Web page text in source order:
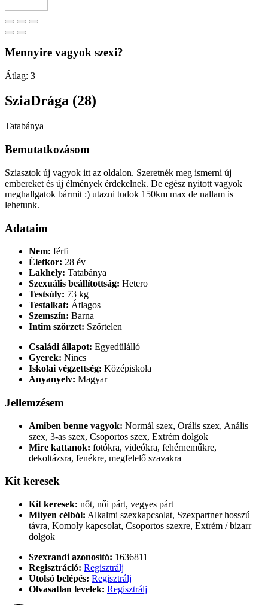
Mennyire vagyok szexi?
Átlag: 3
SziaDrága (28)
Tatabánya
Bemutatkozásom
Sziasztok új vagyok itt az oldalon. Szeretnék meg ismerni új
embereket és új élmények érdekelnek. De egész nyitott vagyok
meghallgatok bármit :) utazni tudok 150km max de nallam is
lehetunk.
Adataim
Nem: férfi
Életkor: 28 év
Lakhely: Tatabánya
Szexuális beállítottság: Hetero
Testsúly: 73 kg
Testalkat: Átlagos
Szemszín: Barna
Intim szőrzet: Szőrtelen
Családi állapot: Egyedülálló
Gyerek: Nincs
Iskolai végzettség: Középiskola
Anyanyelv: Magyar
Jellemzésem
Amiben benne vagyok: Normál szex, Orális szex, Anális
szex, 3-as szex, Csoportos szex, Extrém dolgok
Mire kattanok: fotókra, videókra, fehérneműkre,
dekoltázsra, fenékre, megfelelő szavakra
Kit keresek
Kit keresek: nőt, női párt, vegyes párt
Milyen célból: Alkalmi szexkapcsolat, Szexpartner hosszú
távra, Komoly kapcsolat, Csoportos szexre, Extrém / bizarr
dolgok
Szexrandi azonosító: 1636811
Regisztráció: Regisztrálj
Utolsó belépés: Regisztrálj
Olvasatlan levelek: Regisztrálj